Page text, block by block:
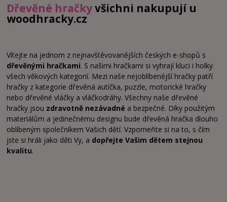
Dřevěné hračkyvšichni nakupují u
woodhracky.cz
Vítejte na jednom z nejnavštěvovanějších českých e-shopů s
dřevěnými hračkami. S našimi hračkami si vyhrají kluci i holky
všech věkových kategorií. Mezi naše nejoblíbenější hračky patří
hračky z kategorie dřevěná autíčka, puzzle, motorické hračky
nebo dřevěné vláčky a vláčkodráhy. Všechny naše dřevěné
hračky jsou zdravotně nezávadné a bezpečné. Díky použitým
materiálům a jedinečnému designu bude dřevěná hračka dlouho
oblíbeným společníkem Vašich dětí. Vzpomeňte si na to, s čím
jste si hráli jako děti Vy, a dopřejte Vašim dětem stejnou
kvalitu.